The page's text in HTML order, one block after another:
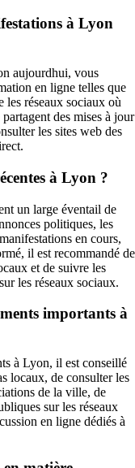
à Lyon
aujourdhui, vous
en ligne telles que
réseaux sociaux où
des mises à jour
les sites web des
à Lyon ?
un large éventail de
politiques, les
en cours,
il est recommandé de
et de suivre les
les réseaux sociaux.
importants à
à Lyon, il est conseillé
locaux, de consulter les
de la ville, de
sur les réseaux
en ligne dédiés à